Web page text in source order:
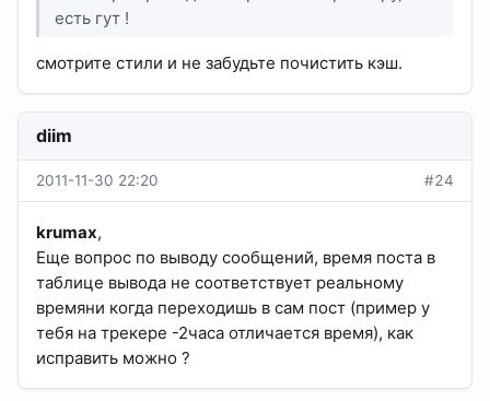
есть гут !
смотрите стили и не забудьте почистить кэш.
diim
2011-11-30 22:20 #24
krumax,
Еще вопрос по выводу сообщений, время поста в
таблице вывода не соответствует реальному
времяни когда переходишь в сам пост (пример у
тебя на трекере -2часа отличается время), как
исправить можно ?